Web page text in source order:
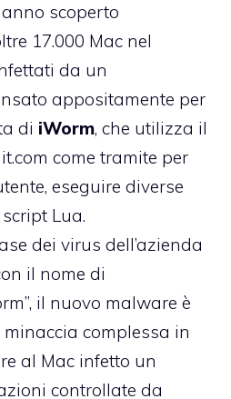
scoperto
17.000 Mac nel
da un
appositamente per
di iWorm, che utilizza il
come tramite per
eseguire diverse
Lua.
dei virus dell’azienda
il nome di
il nuovo malware è
complessa in
al Mac infetto un
controllate da